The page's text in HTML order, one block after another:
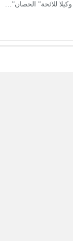
للائحة” الحصان”…